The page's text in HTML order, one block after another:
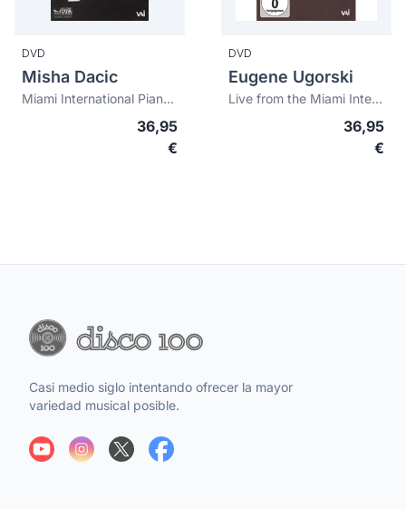
DVD
Misha Dacic
Miami International Piano Festival presents Misha Dacic in recital
36,95
€
DVD
Eugene Ugorski
Live from the Miami International Piano Festival
36,95
€
Casi medio siglo intentando ofrecer la mayor
variedad musical posible.